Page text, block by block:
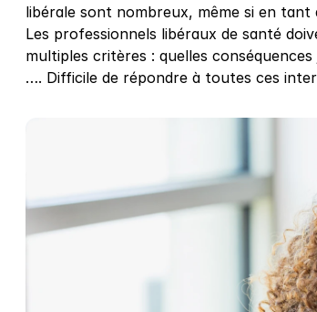
libérale sont nombreux, même si en
Les professionnels libéraux de santé
multiples critères : quelles
…. Difficile de répondre à toutes ces